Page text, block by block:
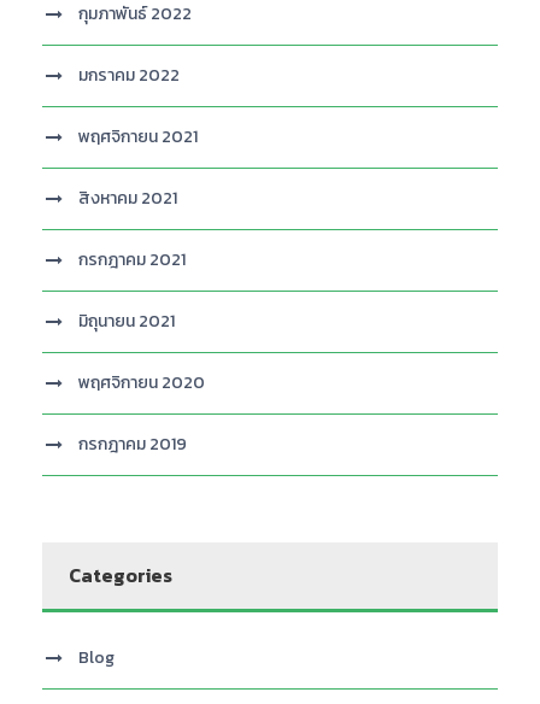
กุมภาพันธ์ 2022
มกราคม 2022
พฤศจิกายน 2021
สิงหาคม 2021
กรกฎาคม 2021
มิถุนายน 2021
พฤศจิกายน 2020
กรกฎาคม 2019
Categories
Blog